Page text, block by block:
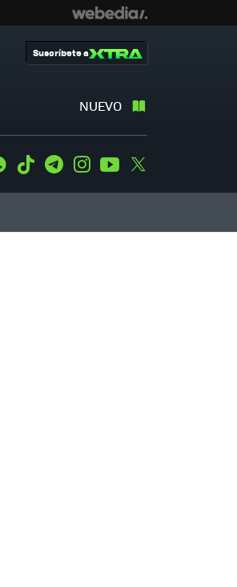
NUEVO
Suscríbete a
WhatsApp
Tiktok TelegramInstagramYoutube